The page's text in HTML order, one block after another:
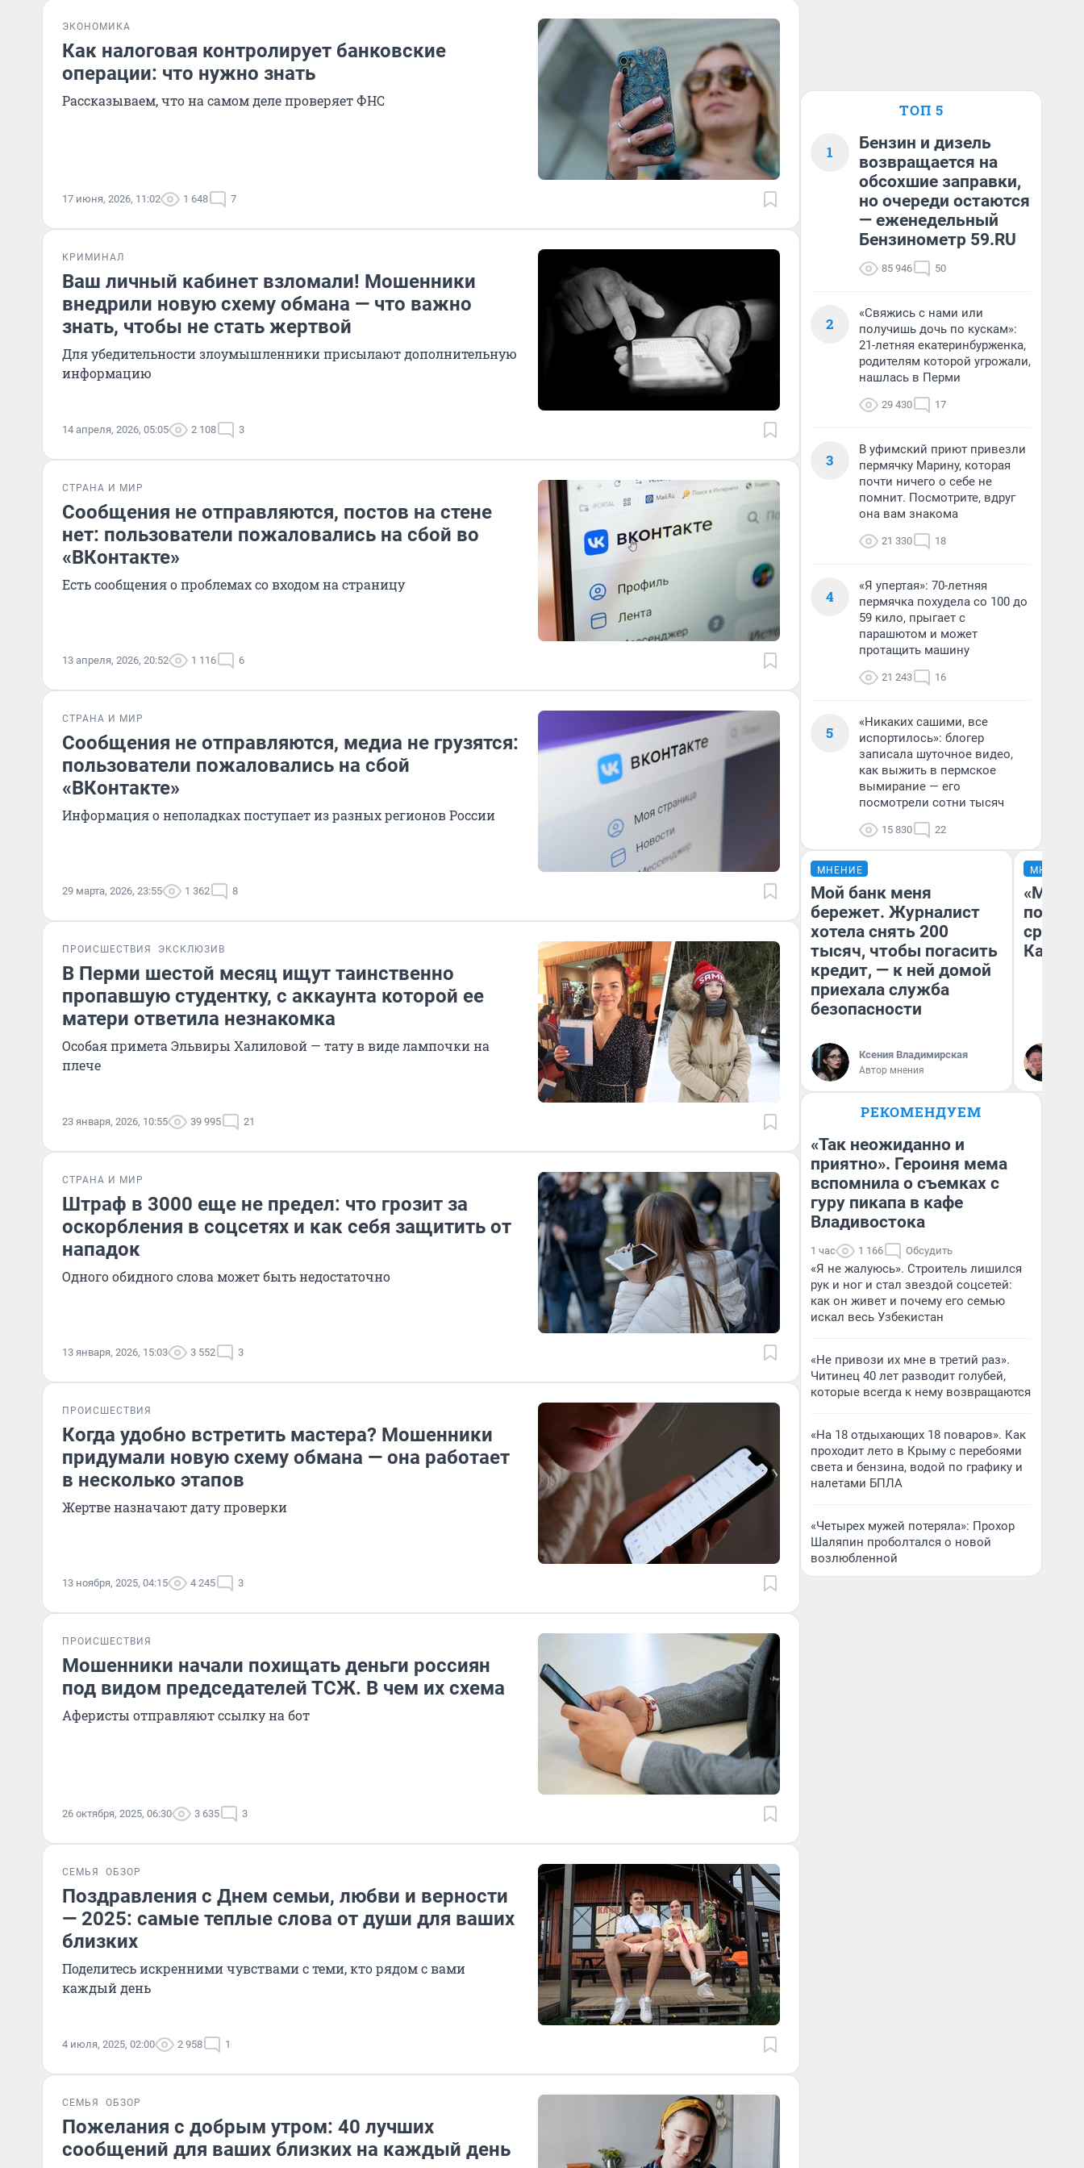
ЭКОНОМИКА
Как налоговая контролирует банковские
операции: что нужно знать
Рассказываем, что на самом деле проверяет ФНС
17 июня, 2026, 11:02 1 648 7
КРИМИНАЛ
Ваш личный кабинет взломали! Мошенники
внедрили новую схему обмана — что важно
знать, чтобы не стать жертвой
Для убедительности злоумышленники присылают дополнительную
информацию
14 апреля, 2026, 05:05 2 108 3
СТРАНА И МИР
Сообщения не отправляются, постов на стене
нет: пользователи пожаловались на сбой во
«ВКонтакте»
Есть сообщения о проблемах со входом на страницу
13 апреля, 2026, 20:52 1 116 6
СТРАНА И МИР
Сообщения не отправляются, медиа не грузятся:
пользователи пожаловались на сбой
«ВКонтакте»
Информация о неполадках поступает из разных регионов России
29 марта, 2026, 23:55 1 362 8
ПРОИСШЕСТВИЯ ЭКСКЛЮЗИВ
В Перми шестой месяц ищут таинственно
пропавшую студентку, с аккаунта которой ее
матери ответила незнакомка
Особая примета Эльвиры Халиловой — тату в виде лампочки на
плече
23 января, 2026, 10:55 39 995 21
СТРАНА И МИР
Штраф в 3000 еще не предел: что грозит за
оскорбления в соцсетях и как себя защитить от
нападок
Одного обидного слова может быть недостаточно
13 января, 2026, 15:03 3 552 3
ПРОИСШЕСТВИЯ
Когда удобно встретить мастера? Мошенники
придумали новую схему обмана — она работает
в несколько этапов
Жертве назначают дату проверки
13 ноября, 2025, 04:15 4 245 3
ПРОИСШЕСТВИЯ
Мошенники начали похищать деньги россиян
под видом председателей ТСЖ. В чем их схема
Аферисты отправляют ссылку на бот
26 октября, 2025, 06:30 3 635 3
СЕМЬЯ ОБЗОР
Поздравления с Днем семьи, любви и верности
— 2025: самые теплые слова от души для ваших
близких
Поделитесь искренними чувствами с теми, кто рядом с вами
каждый день
4 июля, 2025, 02:00 2 958 1
СЕМЬЯ ОБЗОР
Пожелания с добрым утром: 40 лучших
сообщений для ваших близких на каждый день
ТОП 5
1
Бензин и дизель
возвращается на
обсохшие заправки,
но очереди остаются
— еженедельный
Бензинометр 59.RU
85 946 50
2
«Свяжись с нами или
получишь дочь по кускам»:
21-летняя екатеринбурженка,
родителям которой угрожали,
нашлась в Перми
29 430 17
3
В уфимский приют привезли
пермячку Марину, которая
почти ничего о себе не
помнит. Посмотрите, вдруг
она вам знакома
21 330 18
4
«Я упертая»: 70-летняя
пермячка похудела со 100 до
59 кило, прыгает с
парашютом и может
протащить машину
21 243 16
5
«Никаких сашими, все
испортилось»: блогер
записала шуточное видео,
как выжить в пермское
вымирание — его
посмотрели сотни тысяч
15 830 22
МНЕНИЕ
Мой банк меня
бережет. Журналист
хотела снять 200
тысяч, чтобы погасить
кредит, — к ней домой
приехала служба
безопасности
Ксения Владимирская
Автор мнения
МНЕНИЕ
РЕКОМЕНДУЕМ
«Так неожиданно и
приятно». Героиня мема
вспомнила о съемках с
гуру пикапа в кафе
Владивостока
1 час 1 166 Обсудить
«Я не жалуюсь». Строитель лишился
рук и ног и стал звездой соцсетей:
как он живет и почему его семью
искал весь Узбекистан
«Не привози их мне в третий раз».
Читинец 40 лет разводит голубей,
которые всегда к нему возвращаются
«На 18 отдыхающих 18 поваров». Как
проходит лето в Крыму с перебоями
света и бензина, водой по графику и
налетами БПЛА
«Четырех мужей потеряла»: Прохор
Шаляпин проболтался о новой
возлюбленной